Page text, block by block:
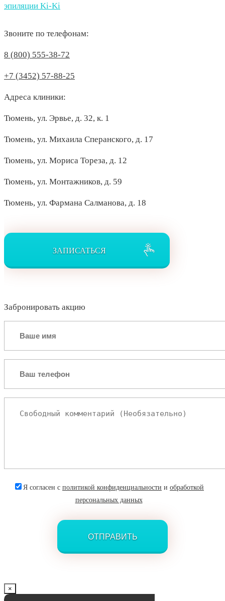
эпиляции Ki-Ki
Звоните по телефонам:
8 (800) 555-38-72
+7 (3452) 57-88-25
Адреса клиники:
Тюмень, ул. Эрвье, д. 32, к. 1
Тюмень, ул. Михаила Сперанского, д. 17
Тюмень, ул. Мориса Тореза, д. 12
Тюмень, ул. Монтажников, д. 59
Тюмень, ул. Фармана Салманова, д. 18
ЗАПИСАТЬСЯ
Забронировать акцию
Я согласен с политикой конфиденциальности и обработкой
персональных данных
×